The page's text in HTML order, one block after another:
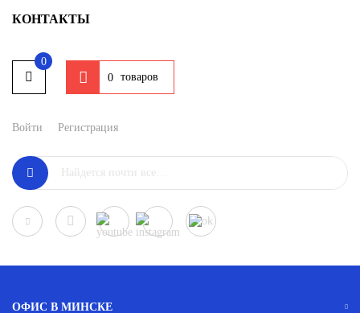
КОНТАКТЫ
0
0 товаров
Войти Регистрация
ОФИС В МИНСКЕ